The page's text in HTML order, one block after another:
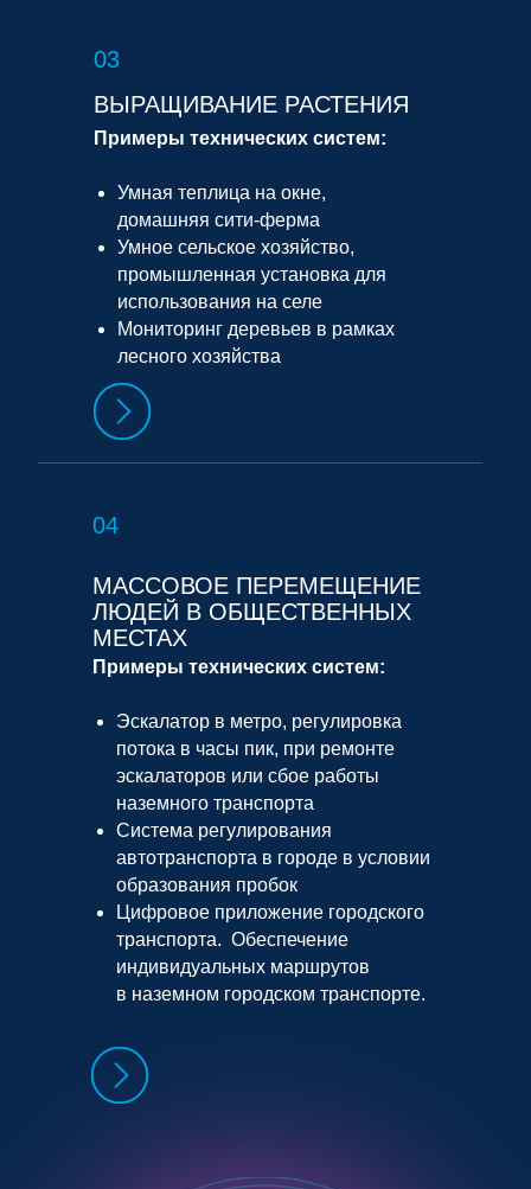
МАССОВОЕ ПЕРЕМЕЩЕНИЕ
ЛЮДЕЙ В ОБЩЕСТВЕННЫХ
МЕСТАХ
Примеры технических систем:
Эскалатор в метро, регулировка
потока в часы пик, при ремонте
эскалаторов или сбое работы
наземного транспорта
Система регулирования
автотранспорта в городе в условии
образования пробок
Цифровое приложение городского
транспорта. Обеспечение
индивидуальных маршрутов
в наземном городском транспорте.
ВЫРАЩИВАНИЕ РАСТЕНИЯ
Примеры технических систем:
Умная теплица на окне,
домашняя сити-ферма
Умное сельское хозяйство,
промышленная установка для
использования на селе
Мониторинг деревьев в рамках
лесного хозяйства
03
04